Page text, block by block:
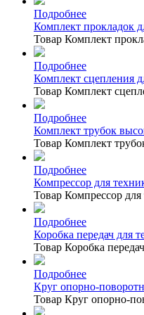
Подробнее
Комплект прокладок
Товар Комплект
Подробнее
Комплект сцепления
Товар Комплект
Подробнее
Комплект трубок
Товар Комплект
Подробнее
Компрессор для
Товар Компрессор
Подробнее
Коробка передач для
Товар Коробка
Подробнее
Круг опорно-
Товар Круг опорно-